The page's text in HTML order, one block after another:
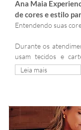
Ana Maia
de cores e estilo
Entendendo suas
Durante os
usam tecidos e
identificar os tons
pele, os olhos e os
escuro".
Leia mais